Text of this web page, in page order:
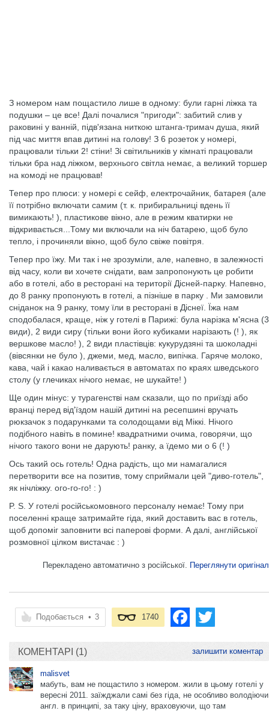
З номером нам пощастило лише в одному: були гарні ліжка та
подушки – це все! Далі почалися "пригоди": забитий слив у
раковині у ванній, підв'язана ниткою штанга-тримач душа, який
під час миття впав дитині на голову! З 6 розеток у номері,
працювали тільки 2! стіни! Зі світильників у кімнаті працювали
тільки бра над ліжком, верхнього світла немає, а великий торшер
на комоді не працював!
Тепер про плюси: у номері є сейф, електрочайник, батарея (але
її потрібно включати самим (т. к. прибиральниці вдень її
вимикають! ), пластикове вікно, але в режим кватирки не
відкривається...Тому ми включали на ніч батарею, щоб було
тепло, і прочиняли вікно, щоб було свіже повітря.
Тепер про їжу. Ми так і не зрозуміли, але, напевно, в залежності
від часу, коли ви хочете снідати, вам запропонують це робити
або в готелі, або в ресторані на території Дісней-парку. Напевно,
до 8 ранку пропонують в готелі, а пізніше в парку . Ми замовили
сніданок на 9 ранку, тому їли в ресторані в Діснеї. Їжа нам
сподобалася, краще, ніж у готелі в Парижі: була нарізка м'ясна (3
види), 2 види сиру (тільки вони його кубиками нарізають (! ), як
вершкове масло! ), 2 види пластівців: кукурудзяні та шоколадні
(вівсянки не було ), джеми, мед, масло, випічка. Гаряче молоко,
кава, чай і какао наливається в автоматах по краях шведського
столу (у глечиках нічого немає, не шукайте! )
Ще один мінус: у турагенстві нам сказали, що по приїзді або
вранці перед від'їздом нашій дитині на ресепшині вручать
рюкзачок з подарунками та солодощами від Міккі. Нічого
подібного навіть в помине! квадратними очима, говорячи, що
нічого такого вони не дарують! ранку, а їдемо ми о 6 (! )
Ось такий ось готель! Одна радість, що ми намагалися
перетворити все на позитив, тому сприймали цей "диво-готель",
як нічліжку. ого-го-го! : )
P. S. У готелі російськомовного персоналу немає! Тому при
поселенні краще затримайте гіда, який доставить вас в готель,
щоб допоміг заповнити всі паперові форми. А далі, англійської
розмовної цілком вистачає : )
Перекладено автоматично з російської. Переглянути оригінал
Подобається • 3 1740
КОМЕНТАРІ (1) залишити коментар
malisvet
мабуть, вам не пощастило з номером. жили в цьому готелі у
вересні 2011. заїжджали самі без гіда, не особливо володіючи
англ. в принципі, за таку ціну, враховуючи, що там